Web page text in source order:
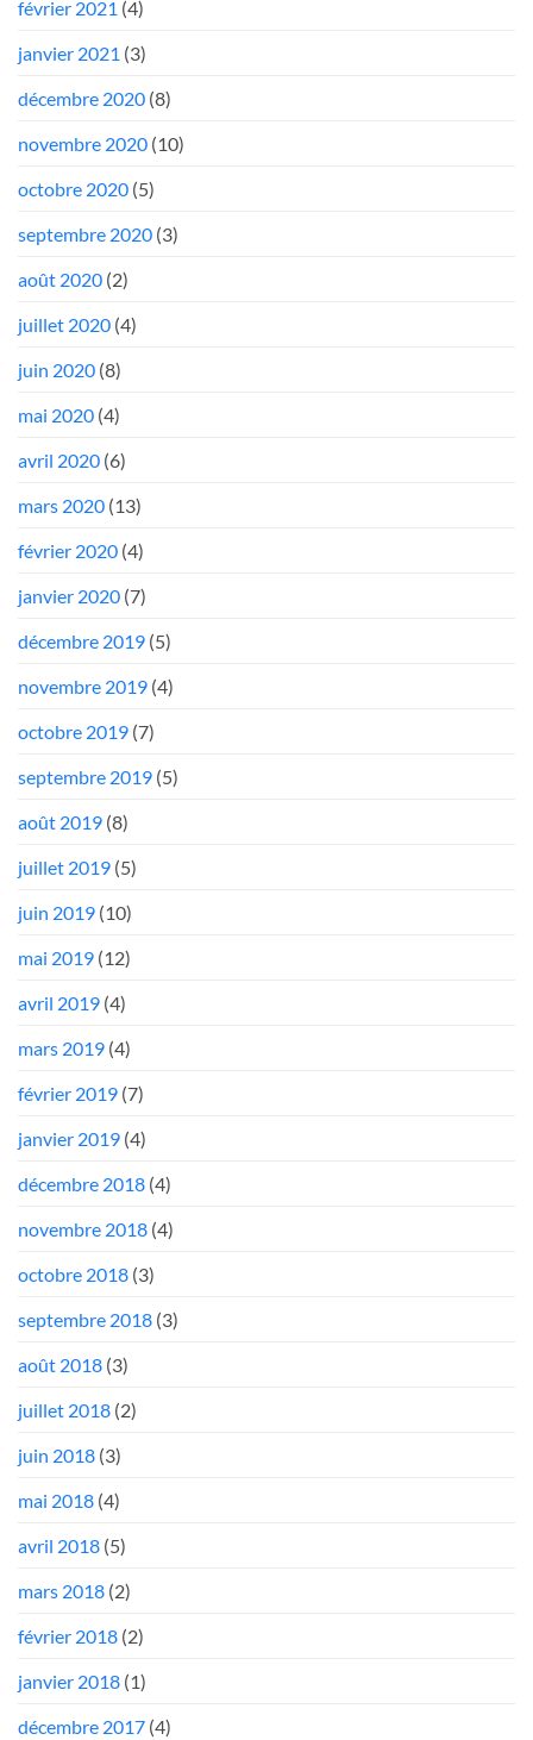
février 2021 (4)
janvier 2021 (3)
décembre 2020 (8)
novembre 2020 (10)
octobre 2020 (5)
septembre 2020 (3)
août 2020 (2)
juillet 2020 (4)
juin 2020 (8)
mai 2020 (4)
avril 2020 (6)
mars 2020 (13)
février 2020 (4)
janvier 2020 (7)
décembre 2019 (5)
novembre 2019 (4)
octobre 2019 (7)
septembre 2019 (5)
août 2019 (8)
juillet 2019 (5)
juin 2019 (10)
mai 2019 (12)
avril 2019 (4)
mars 2019 (4)
février 2019 (7)
janvier 2019 (4)
décembre 2018 (4)
novembre 2018 (4)
octobre 2018 (3)
septembre 2018 (3)
août 2018 (3)
juillet 2018 (2)
juin 2018 (3)
mai 2018 (4)
avril 2018 (5)
mars 2018 (2)
février 2018 (2)
janvier 2018 (1)
décembre 2017 (4)